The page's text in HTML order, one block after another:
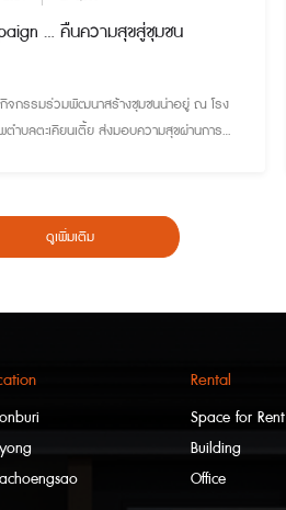
... คืนความสุขสู่ชุมชน
จกรรมร่วมพัฒนาสร้างชุมชนน่าอยู่ ณ โรง
ำบลตะเคียนเตี้ย ส่งมอบความสุขผ่านการ
ดูเพิ่มเติม
Rental
Space for Rent
Building
Office